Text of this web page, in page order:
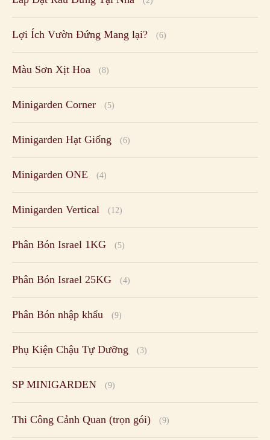
Lợi Ích Vườn Đứng Mang lại? (6)
Màu Sơn Xịt Hoa (8)
Minigarden Corner (5)
Minigarden Hạt Giống (6)
Minigarden ONE (4)
Minigarden Vertical (12)
Phân Bón Israel 1KG (5)
Phân Bón Israel 25KG (4)
Phân Bón nhập khẩu (9)
Phụ Kiện Chậu Tự Dưỡng (3)
SP MINIGARDEN (9)
Thi Công Cảnh Quan (trọn gói) (9)